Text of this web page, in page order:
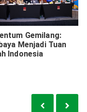
Gemilang:
Menjadi Tuan
Indonesia
Food